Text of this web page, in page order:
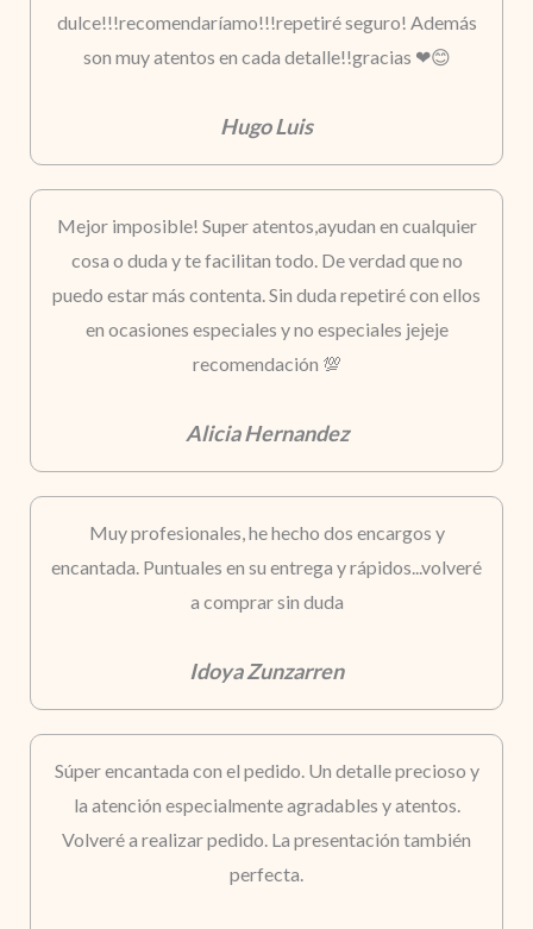
dulce!!!recomendaríamo!!!repetiré seguro! Además
son muy atentos en cada detalle!!gracias ❤😊
Hugo Luis
Mejor imposible! Super atentos,ayudan en cualquier
cosa o duda y te facilitan todo. De verdad que no
puedo estar más contenta. Sin duda repetiré con ellos
en ocasiones especiales y no especiales jejeje
recomendación 💯
Alicia Hernandez
Muy profesionales, he hecho dos encargos y
encantada. Puntuales en su entrega y rápidos...volveré
a comprar sin duda
Idoya Zunzarren
Súper encantada con el pedido. Un detalle precioso y
la atención especialmente agradables y atentos.
Volveré a realizar pedido. La presentación también
perfecta.